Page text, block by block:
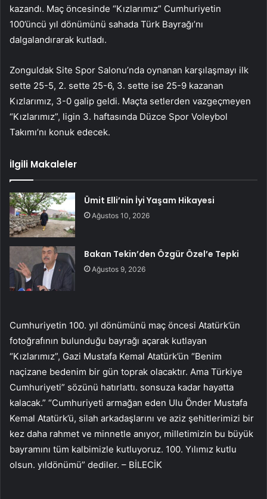
kazandı. Maç öncesinde “Kızlarımız” Cumhuriyetin
100’üncü yıl dönümünü sahada Türk Bayrağı’nı
dalgalandırarak kutladı.
Zonguldak Site Spor Salonu’nda oynanan karşılaşmayı ilk
sette 25-5, 2. sette 25-6, 3. sette ise 25-9 kazanan
Kızlarımız, 3-0 galip geldi. Maçta setlerden vazgeçmeyen
“Kızlarımız”, ligin 3. haftasında Düzce Spor Voleybol
Takımı’nı konuk edecek.
İlgili Makaleler
Ümit Elli’nin İyi Yaşam Hikayesi
Ağustos 10, 2026
Bakan Tekin’den Özgür Özel’e Tepki
Ağustos 9, 2026
Cumhuriyetin 100. yıl dönümünü maç öncesi Atatürk’ün
fotoğrafının bulunduğu bayrağı açarak kutlayan
“Kızlarımız”, Gazi Mustafa Kemal Atatürk’ün “Benim
naçizane bedenim bir gün toprak olacaktır. Ama Türkiye
Cumhuriyeti” sözünü hatırlattı. sonsuza kadar hayatta
kalacak.” “Cumhuriyeti armağan eden Ulu Önder Mustafa
Kemal Atatürk’ü, silah arkadaşlarını ve aziz şehitlerimizi bir
kez daha rahmet ve minnetle anıyor, milletimizin bu büyük
bayramını tüm kalbimizle kutluyoruz. 100. Yılımız kutlu
olsun. yıldönümü” dediler. – BİLECİK